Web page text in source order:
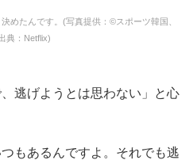
めたんです。(写真提供：©スポーツ韓国、
典：Netflix)
逃げようとは思わない」と心
もあるんですよ。それでも逃